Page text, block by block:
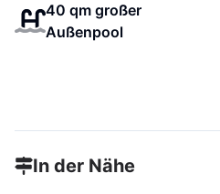
40 qm großer
Außenpool
In der Nähe